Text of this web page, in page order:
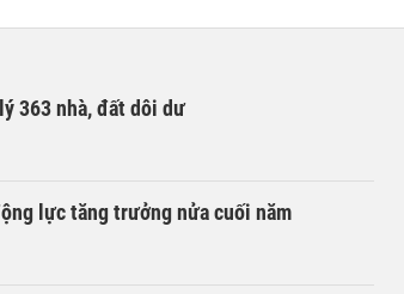
363 nhà, đất dôi dư
lực tăng trưởng nửa cuối năm